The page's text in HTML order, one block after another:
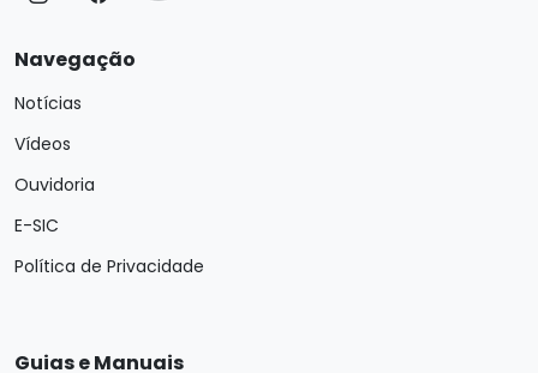
Navegação
Notícias
Vídeos
Ouvidoria
E-SIC
Política de Privacidade
Guias e Manuais